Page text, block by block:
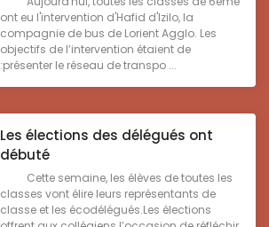
ont eu l'intervention d'Hafid d'Izilo, la
compagnie de bus de Lorient Agglo. Les
objectifs de l’intervention étaient de
:présenter le réseau de transpo ...
Les élections des délégués ont
débuté
Cette semaine, les élèves de toutes les
classes vont élire leurs représentants de
classe et les écodélégués.Les élections